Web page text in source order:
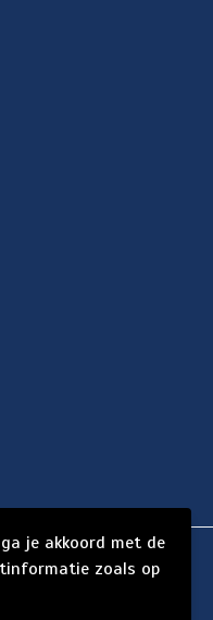
2024
je akkoord met de
zoals op